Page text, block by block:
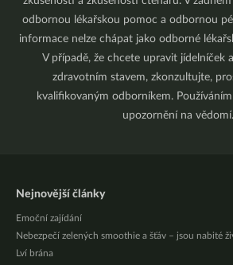
odbornou lékařskou pomoc a odbornou
informace nelze chápat jako odborné
V případě, že chcete upravit jídelníček
zdravotním stavem, zkonzultujte,
kvalifikovaným odborníkem.
upozornění na vědomí.
Nejnovější články
Emoční zajídání
Nebezpečí zelených smoothie a šťáv – jsou nabité
Lví brána